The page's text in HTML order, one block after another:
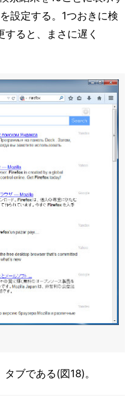
設定する。1つおきに検
ると、まさに遅く
ブである(図18)。